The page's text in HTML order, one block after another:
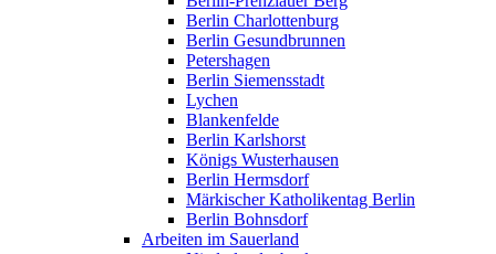
Berlin Charlottenburg
Berlin Gesundbrunnen
Petershagen
Berlin Siemensstadt
Lychen
Blankenfelde
Berlin Karlshorst
Königs Wusterhausen
Berlin Hermsdorf
Märkischer Katholikentag Berlin
Berlin Bohnsdorf
Arbeiten im Sauerland